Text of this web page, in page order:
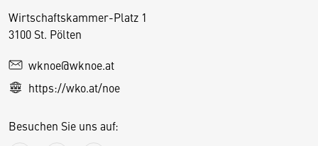
Wirtschaftskammer-Platz 1
3100 St. Pölten
wknoe@wknoe.at
https://wko.at/noe
Besuchen Sie uns auf:
D
e
s
S